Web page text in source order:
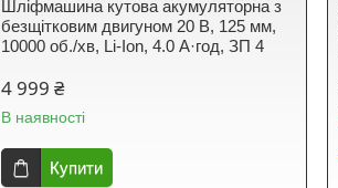
Шліфмашина кутова акумуляторна з
безщітковим двигуном 20 В, 125 мм,
10000 об./хв, Li-Ion, 4.0 А·год, ЗП 4
4 999 ₴
В наявності
Купити